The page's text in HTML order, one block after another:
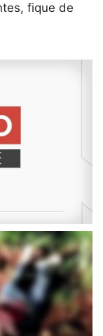
fique de